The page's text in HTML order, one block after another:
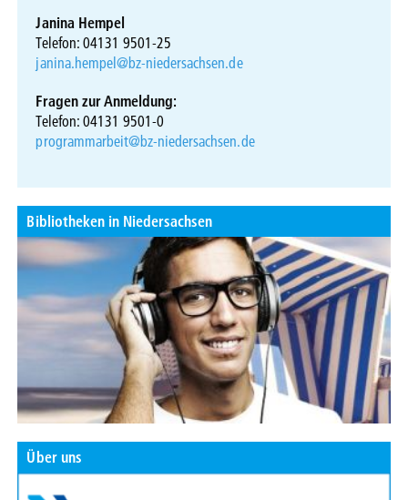
Janina Hempel
Telefon: 04131 9501-25
janina.hempel@bz-niedersachsen.de
Fragen zur Anmeldung:
Telefon: 04131 9501-0
programmarbeit@bz-niedersachsen.de
Bibliotheken in Niedersachsen
Über uns